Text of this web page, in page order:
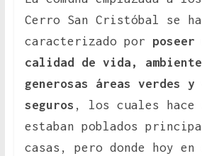
Cerro San Cristóbal se ha
caracterizado por poseer
calidad de vida,
generosas áreas verdes
seguros , los cuales hace
estaban poblados
casas, pero donde hoy en